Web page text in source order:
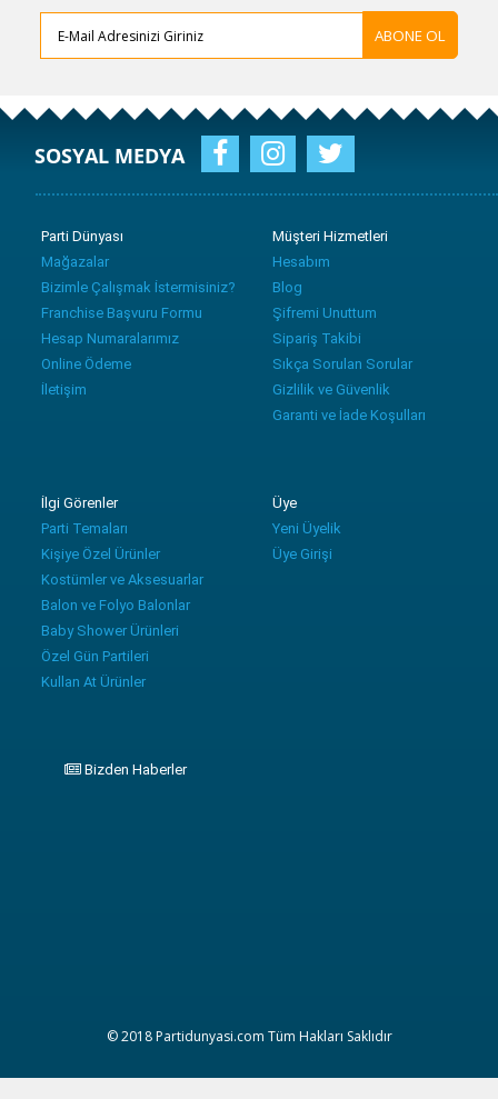
ABONE OL
SOSYAL MEDYA
Parti Dünyası
Mağazalar
Bizimle Çalışmak İstermisiniz?
Franchise Başvuru Formu
Hesap Numaralarımız
Online Ödeme
İletişim
Müşteri Hizmetleri
Hesabım
Blog
Şifremi Unuttum
Sipariş Takibi
Sıkça Sorulan Sorular
Gizlilik ve Güvenlik
Garanti ve İade Koşulları
İlgi Görenler
Parti Temaları
Kişiye Özel Ürünler
Kostümler ve Aksesuarlar
Balon ve Folyo Balonlar
Baby Shower Ürünleri
Özel Gün Partileri
Kullan At Ürünler
Üye
Yeni Üyelik
Üye Girişi
Bizden Haberler
© 2018 Partidunyasi.com Tüm Hakları Saklıdır